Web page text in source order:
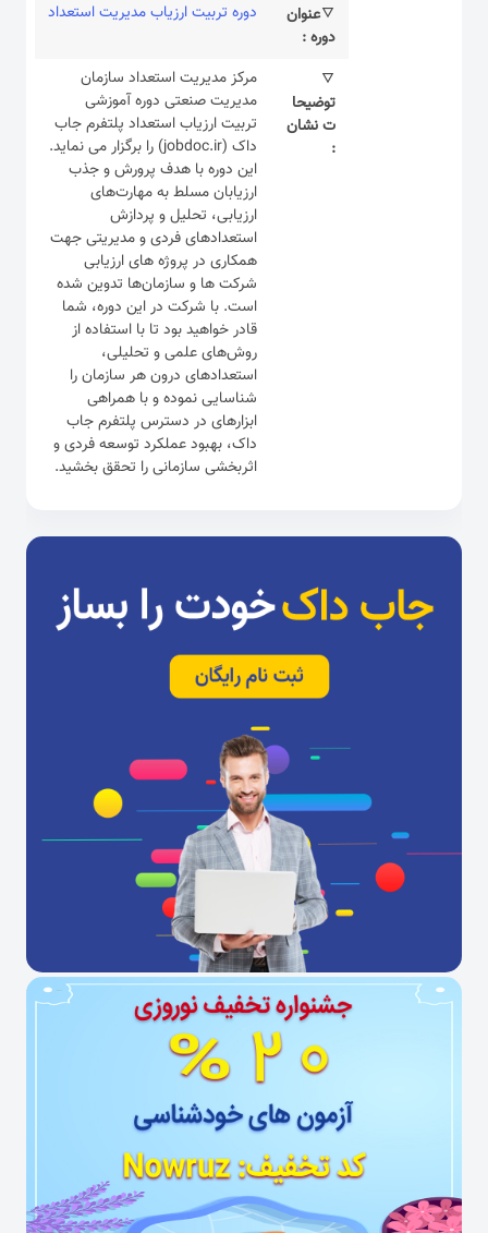
عنوان
دوره :
دوره تربیت ارزیاب مدیریت استعداد
توضیحا
ت نشان
:
مرکز مدیریت استعداد سازمان
مدیریت صنعتی دوره آموزشی
تربیت ارزیاب استعداد پلتفرم جاب
داک (jobdoc.ir) را برگزار می نماید.
این دوره با هدف پرورش و جذب
ارزیابان مسلط به مهارت‌های
ارزیابی، تحلیل و پردازش
استعدادهای فردی و مدیریتی جهت
همکاری در پروژه های ارزیابی
شرکت ها و سازمان‌ها تدوین شده
است. با شرکت در این دوره، شما
قادر خواهید بود تا با استفاده از
روش‌های علمی و تحلیلی،
استعدادهای درون هر سازمان را
شناسایی نموده و با همراهی
ابزارهای در دسترس پلتفرم جاب
داک، بهبود عملکرد توسعه فردی و
اثربخشی سازمانی را تحقق بخشید.